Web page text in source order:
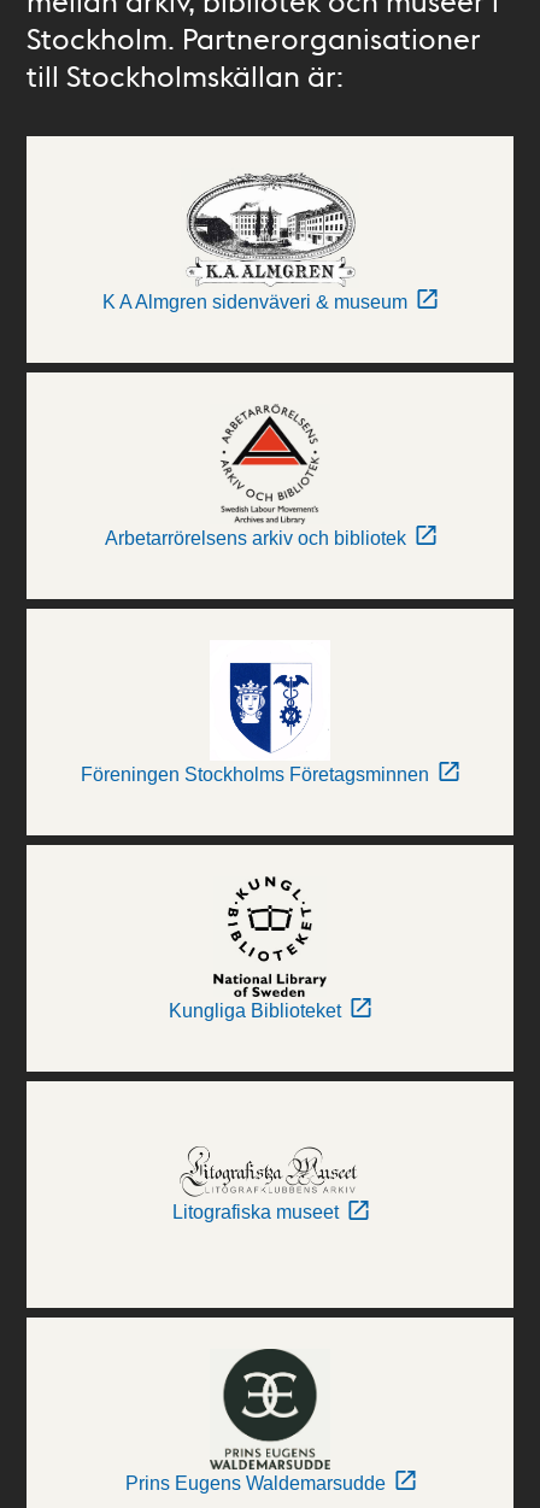
Stockholm. Partnerorganisationer
till Stockholmskällan är:
K A Almgren sidenväveri & museum
Arbetarrörelsens arkiv och bibliotek
Föreningen Stockholms Företagsminnen
Kungliga Biblioteket
Litografiska museet
Prins Eugens Waldemarsudde